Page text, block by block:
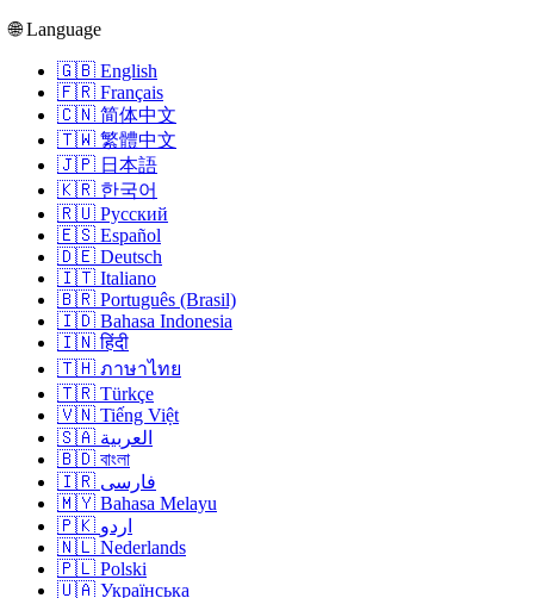
🌐 Language
🇬🇧 English
🇫🇷 Français
🇨🇳 简体中文
🇹🇼 繁體中文
🇯🇵 日本語
🇰🇷 한국어
🇷🇺 Русский
🇪🇸 Español
🇩🇪 Deutsch
🇮🇹 Italiano
🇧🇷 Português (Brasil)
🇮🇩 Bahasa Indonesia
🇮🇳 हिंदी
🇹🇭 ภาษาไทย
🇹🇷 Türkçe
🇻🇳 Tiếng Việt
🇸🇦 العربية
🇧🇩 বাংলা
🇮🇷 فارسی
🇲🇾 Bahasa Melayu
🇵🇰 اردو
🇳🇱 Nederlands
🇵🇱 Polski
🇺🇦 Українська